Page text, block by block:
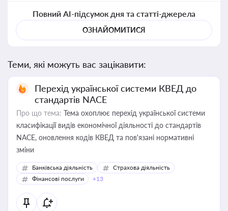
Повний AI-підсумок дня та статті-джерела
ОЗНАЙОМИТИСЯ
Теми, які можуть вас зацікавити:
Перехід української системи КВЕД до
стандартів NACE
Про що тема: Тема охоплює перехід української системи
класифікації видів економічної діяльності до стандартів
NACE, оновлення кодів КВЕД та пов'язані нормативні
зміни
Банківська діяльність
Страхова діяльність
Фінансові послуги
+13